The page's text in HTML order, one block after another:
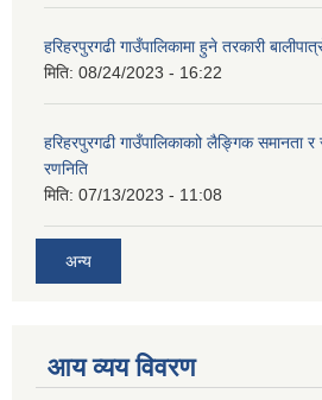
हरिहरपुरगढी गाउँपालिकामा हुने तरकारी
मिति: 08/24/2023 - 16:22
हरिहरपुरगढी गाउँपालिकाकाो लैङ्गिक समानता
रणनिति
मिति: 07/13/2023 - 11:08
अन्य
आय व्यय विवरण